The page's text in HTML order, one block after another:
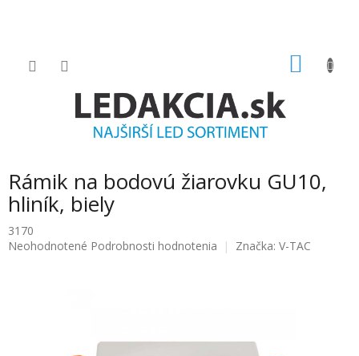
Rámik na bodovú žiarovku GU10,
hliník, biely
3170
Priemerné
Neohodnotené Podrobnosti hodnotenia Značka: V-TAC